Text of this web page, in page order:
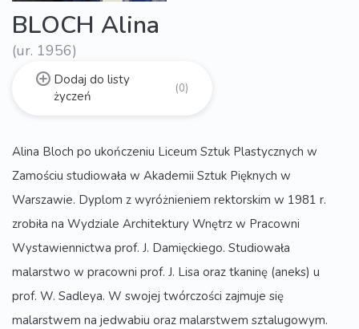
BLOCH Alina
(ur. 1956)
Dodaj do listy
życzeń
(0)
Alina Bloch po ukończeniu Liceum Sztuk Plastycznych w
Zamościu studiowała w Akademii Sztuk Pięknych w
Warszawie. Dyplom z wyróżnieniem rektorskim w 1981 r.
zrobiła na Wydziale Architektury Wnętrz w Pracowni
Wystawiennictwa prof. J. Damięckiego. Studiowała
malarstwo w pracowni prof. J. Lisa oraz tkaninę (aneks) u
prof. W. Sadleya. W swojej twórczości zajmuje się
malarstwem na jedwabiu oraz malarstwem sztalugowym.